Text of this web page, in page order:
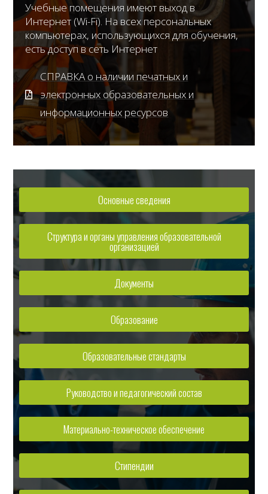
Учебные помещения имеют выход в
Интернет (Wi-Fi). На всех персональных
компьютерах, использующихся для обучения,
есть доступ в сеть Интернет
СПРАВКА о наличии печатных и
электронных образовательных и
информационных ресурсов
Основные сведения
Структура и органы управления образовательной
организацией
Документы
Образование
Образовательные стандарты
Руководство и педагогический состав
Материально-техническое обеспечение
Стипендии